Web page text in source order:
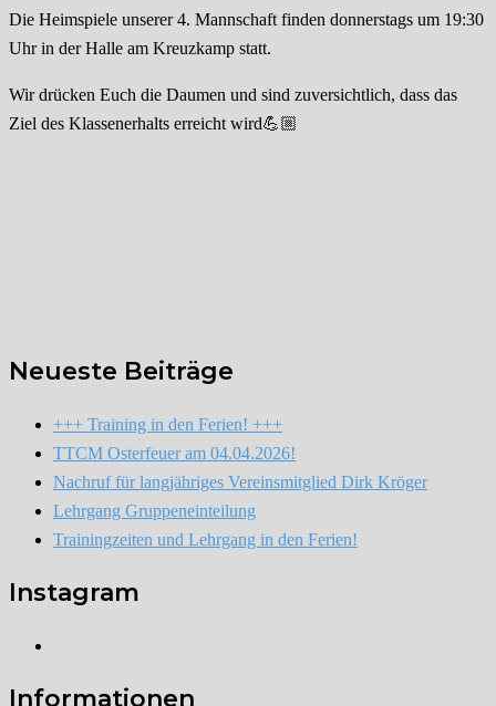
Die Heimspiele unserer 4. Mannschaft finden donnerstags um 19:30
Uhr in der Halle am Kreuzkamp statt.
Wir drücken Euch die Daumen und sind zuversichtlich, dass das
Ziel des Klassenerhalts erreicht wird💪🏼
Neueste Beiträge
+++ Training in den Ferien! +++
TTCM Osterfeuer am 04.04.2026!
Nachruf für langjähriges Vereinsmitglied Dirk Kröger
Lehrgang Gruppeneinteilung
Trainingzeiten und Lehrgang in den Ferien!
Instagram
Informationen